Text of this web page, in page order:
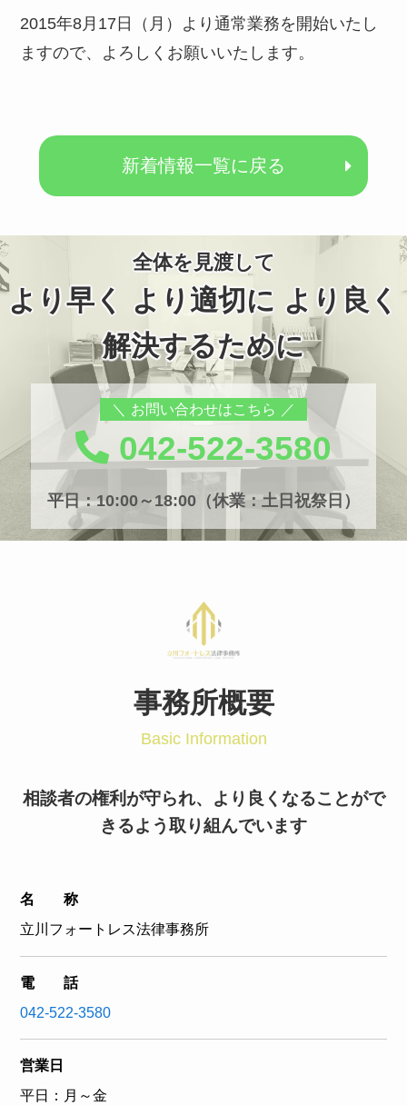
2015年8月17日（月）より通常業務を開始いたし
ますので、よろしくお願いいたします。
新着情報一覧に戻る
全体を見渡して
より早く より適切に より良く
解決するために
お問い合わせはこちら
042-522-3580
平日：10:00～18:00（休業：土日祝祭日）
事務所概要
Basic Information
相談者の権利が守られ、より良くなることがで
きるよう取り組んでいます
名 称
立川フォートレス法律事務所
電 話
042-522-3580
営業日
平日：月～金